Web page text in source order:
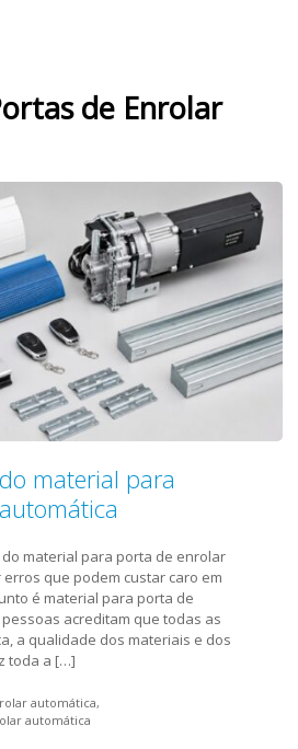
de Enrolar
material para
material para porta de enrolar
que podem custar caro em
é material para porta de
acreditam que todas as
a qualidade dos materiais e dos
toda a […]
automática
automática